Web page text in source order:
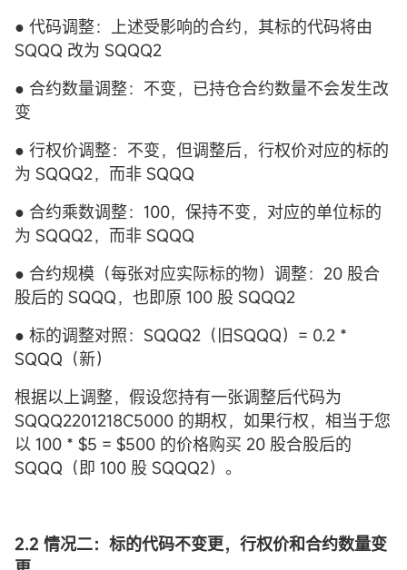
● 代码调整：上述受影响的合约，其标的代码将由
SQQQ 改为 SQQQ2
● 合约数量调整：不变，已持仓合约数量不会发生改
变
● 行权价调整：不变，但调整后，行权价对应的标的
为 SQQQ2，而非 SQQQ
● 合约乘数调整：100，保持不变，对应的单位标的
为 SQQQ2，而非 SQQQ
● 合约规模（每张对应实际标的物）调整：20 股合
股后的 SQQQ，也即原 100 股 SQQQ2
● 标的调整对照：SQQQ2（旧SQQQ）= 0.2 *
SQQQ（新）
根据以上调整，假设您持有一张调整后代码为
SQQQ2201218C5000 的期权，如果行权，相当于您
以 100 * $5 = $500 的价格购买 20 股合股后的
SQQQ（即 100 股 SQQQ2）。
2.2 情况二：标的代码不变更，行权价和合约数量变